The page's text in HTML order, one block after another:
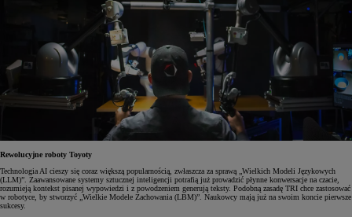
Rewolucyjne roboty Toyoty
Technologia AI cieszy się coraz większą popularnością, zwłaszcza za sprawą „Wielkich Modeli Językowych
(LLM)”. Zaawansowane systemy sztucznej inteligencji potrafią już prowadzić płynne konwersacje na czacie,
rozumieją kontekst pisanej wypowiedzi i z powodzeniem generują teksty. Podobną zasadę TRI chce zastosować
w robotyce, by stworzyć „Wielkie Modele Zachowania (LBM)”. Naukowcy mają już na swoim koncie pierwsze
sukcesy.